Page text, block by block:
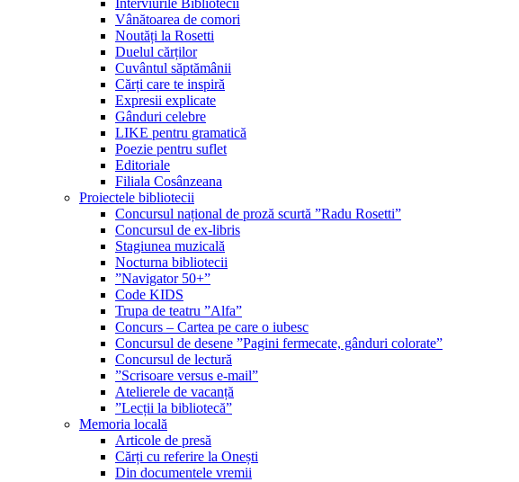
Interviurile Bibliotecii
Vânătoarea de comori
Noutăți la Rosetti
Duelul cărților
Cuvântul săptămânii
Cărți care te inspiră
Expresii explicate
Gânduri celebre
LIKE pentru gramatică
Poezie pentru suflet
Editoriale
Filiala Cosânzeana
Proiectele bibliotecii
Concursul național de proză scurtă ”Radu Rosetti”
Concursul de ex-libris
Stagiunea muzicală
Nocturna bibliotecii
”Navigator 50+”
Code KIDS
Trupa de teatru ”Alfa”
Concurs – Cartea pe care o iubesc
Concursul de desene ”Pagini fermecate, gânduri colorate”
Concursul de lectură
”Scrisoare versus e-mail”
Atelierele de vacanță
”Lecții la bibliotecă”
Memoria locală
Articole de presă
Cărți cu referire la Onești
Din documentele vremii